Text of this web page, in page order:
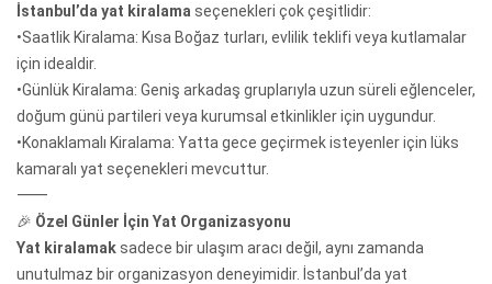
İstanbul’da yat kiralama seçenekleri çok çeşitlidir:
•Saatlik Kiralama: Kısa Boğaz turları, evlilik teklifi veya kutlamalar
için idealdir.
•Günlük Kiralama: Geniş arkadaş gruplarıyla uzun süreli eğlenceler,
doğum günü partileri veya kurumsal etkinlikler için uygundur.
•Konaklamalı Kiralama: Yatta gece geçirmek isteyenler için lüks
kamaralı yat seçenekleri mevcuttur.
⸻
🎉 Özel Günler İçin Yat Organizasyonu
Yat kiralamaksadece bir ulaşım aracı değil, aynı zamanda
unutulmaz bir organizasyon deneyimidir. İstanbul’da yat